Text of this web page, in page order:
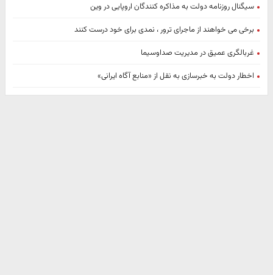
سیگنال روزنامه دولت به مذاکره کنندگان اروپایی در وین
برخی می خواهند از ماجرای ترور ، نمدی برای خود درست کنند
غربالگری عمیق در مدیریت صداوسیما
اخطار دولت به خبرسازی به نقل از «منابع آگاه ایرانی»